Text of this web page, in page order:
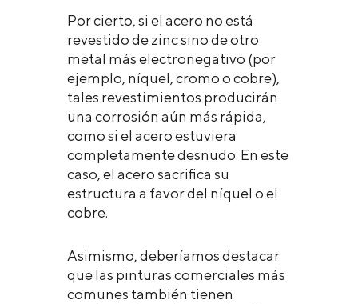
Por cierto, si el acero no está
revestido de zinc sino de otro
metal más electronegativo (por
ejemplo, níquel, cromo o cobre),
tales revestimientos producirán
una corrosión aún más rápida,
como si el acero estuviera
completamente desnudo. En este
caso, el acero sacrifica su
estructura a favor del níquel o el
cobre.
Asimismo, deberíamos destacar
que las pinturas comerciales más
comunes también tienen